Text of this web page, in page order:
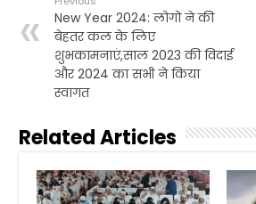
o
o
k
e
r
p
p
New Year 2024: लोगो ने की
बेहतर कल के लिए
शुभकामनाएं,साल 2023 की विदाई
और 2024 का सभी ने किया
स्वागत
Related Articles